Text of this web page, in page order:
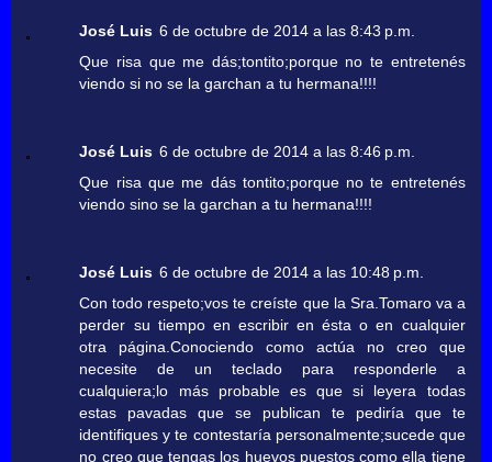
José Luis 6 de octubre de 2014 a las 8:43 p.m.
Que risa que me dás;tontito;porque no te entretenés
viendo si no se la garchan a tu hermana!!!!
José Luis 6 de octubre de 2014 a las 8:46 p.m.
Que risa que me dás tontito;porque no te entretenés
viendo sino se la garchan a tu hermana!!!!
José Luis 6 de octubre de 2014 a las 10:48 p.m.
Con todo respeto;vos te creíste que la Sra.Tomaro va a
perder su tiempo en escribir en ésta o en cualquier
otra página.Conociendo como actúa no creo que
necesite de un teclado para responderle a
cualquiera;lo más probable es que si leyera todas
estas pavadas que se publican te pediría que te
identifiques y te contestaría personalmente;sucede que
no creo que tengas los huevos puestos como ella tiene